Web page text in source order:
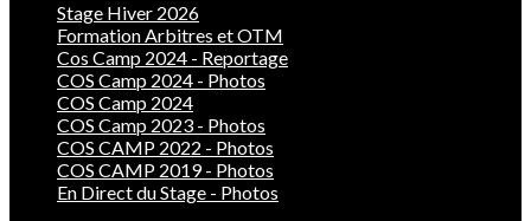
Stage Hiver 2026
Formation Arbitres et OTM
Cos Camp 2024 - Reportage
COS Camp 2024 - Photos
COS Camp 2024
COS Camp 2023 - Photos
COS CAMP 2022 - Photos
COS CAMP 2019 - Photos
En Direct du Stage - Photos